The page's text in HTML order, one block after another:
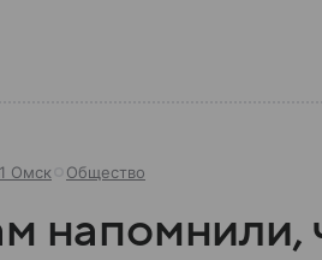
Омск Общество
напомнили,